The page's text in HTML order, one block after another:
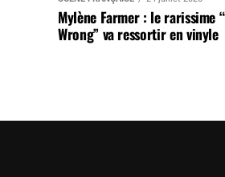
Mylène Farmer : le rarissime
Wrong” va ressortir en vinyle